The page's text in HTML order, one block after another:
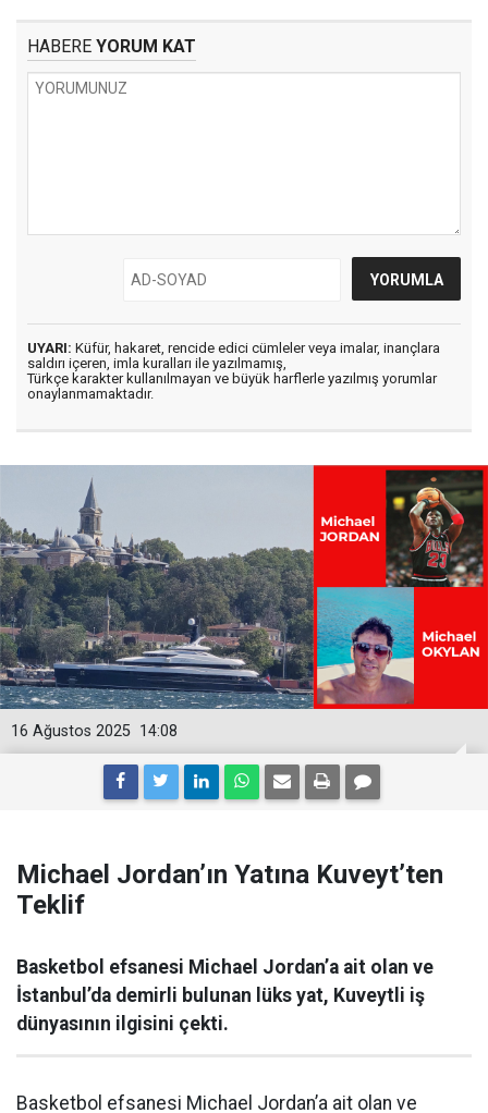
HABERE YORUM KAT
UYARI: Küfür, hakaret, rencide edici cümleler veya imalar, inançlara
saldırı içeren, imla kuralları ile yazılmamış,
Türkçe karakter kullanılmayan ve büyük harflerle yazılmış yorumlar
onaylanmamaktadır.
14:08
16 Ağustos 2025
Michael Jordan’ın Yatına Kuveyt’ten
Teklif
Basketbol efsanesi Michael Jordan’a ait olan ve
İstanbul’da demirli bulunan lüks yat, Kuveytli iş
dünyasının ilgisini çekti.
Basketbol efsanesi Michael Jordan’a ait olan ve